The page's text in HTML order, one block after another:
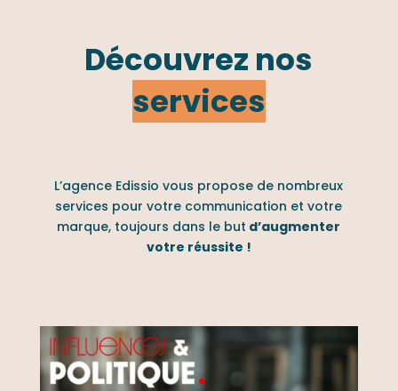
Découvrez nos
services
L’agence Edissio vous propose de nombreux
services pour votre communication et votre
marque, toujours dans le but d’augmenter
votre réussite !